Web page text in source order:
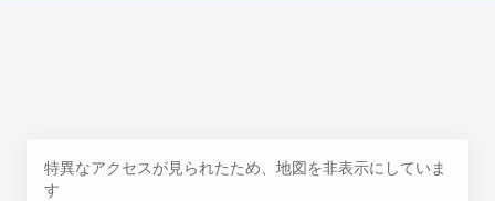
特異なアクセスが見られたため、地図を非表示にしていま
す